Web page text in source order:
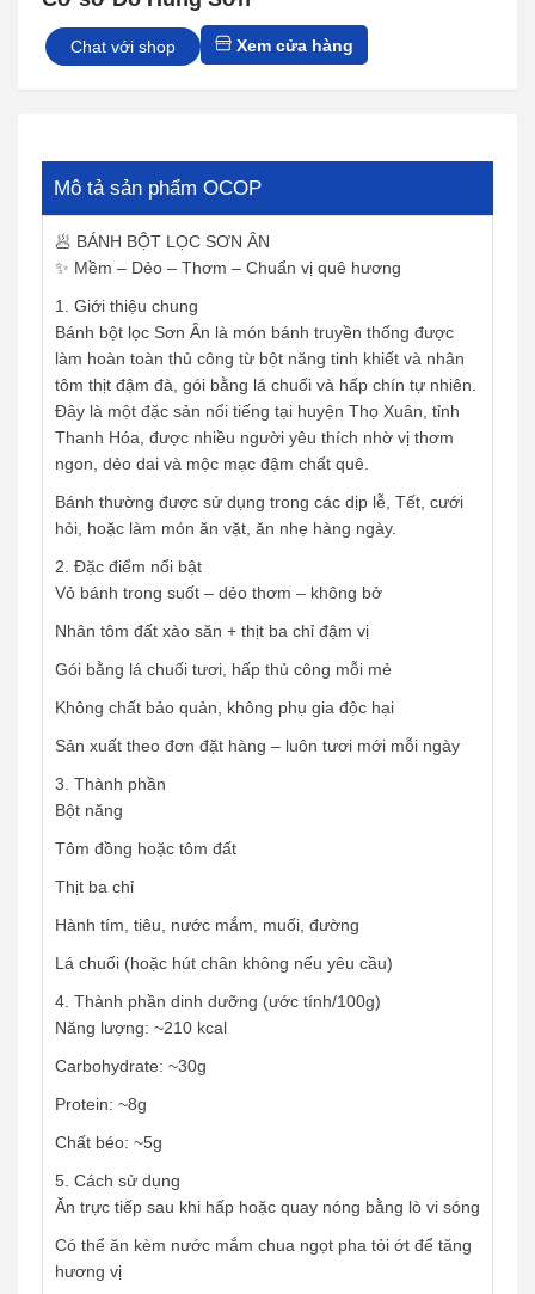
g
Chat với shop Xem cửa hàng
Mô tả sản phẩm OCOP
🥟 BÁNH BỘT LỌC SƠN ÂN
✨ Mềm – Dẻo – Thơm – Chuẩn vị quê hương
1. Giới thiệu chung
Bánh bột lọc Sơn Ân là món bánh truyền thống được
làm hoàn toàn thủ công từ bột năng tinh khiết và nhân
tôm thịt đậm đà, gói bằng lá chuối và hấp chín tự nhiên.
Đây là một đặc sản nổi tiếng tại huyện Thọ Xuân, tỉnh
Thanh Hóa, được nhiều người yêu thích nhờ vị thơm
ngon, dẻo dai và mộc mạc đậm chất quê.
Bánh thường được sử dụng trong các dịp lễ, Tết, cưới
hỏi, hoặc làm món ăn vặt, ăn nhẹ hàng ngày.
2. Đặc điểm nổi bật
Vỏ bánh trong suốt – dẻo thơm – không bở
Nhân tôm đất xào săn + thịt ba chỉ đậm vị
Gói bằng lá chuối tươi, hấp thủ công mỗi mẻ
Không chất bảo quản, không phụ gia độc hại
Sản xuất theo đơn đặt hàng – luôn tươi mới mỗi ngày
3. Thành phần
Bột năng
Tôm đồng hoặc tôm đất
Thịt ba chỉ
Hành tím, tiêu, nước mắm, muối, đường
Lá chuối (hoặc hút chân không nếu yêu cầu)
4. Thành phần dinh dưỡng (ước tính/100g)
Năng lượng: ~210 kcal
Carbohydrate: ~30g
Protein: ~8g
Chất béo: ~5g
5. Cách sử dụng
Ăn trực tiếp sau khi hấp hoặc quay nóng bằng lò vi sóng
Có thể ăn kèm nước mắm chua ngọt pha tỏi ớt để tăng
hương vị